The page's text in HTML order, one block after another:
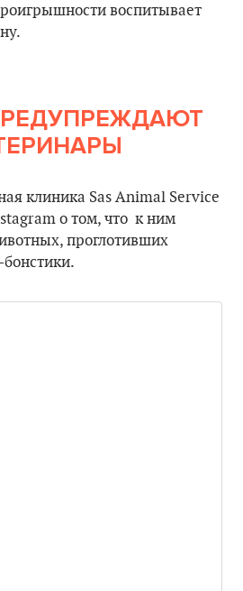
воспитывает
клиника Sas Animal Service
о том, что к ним
проглотивших